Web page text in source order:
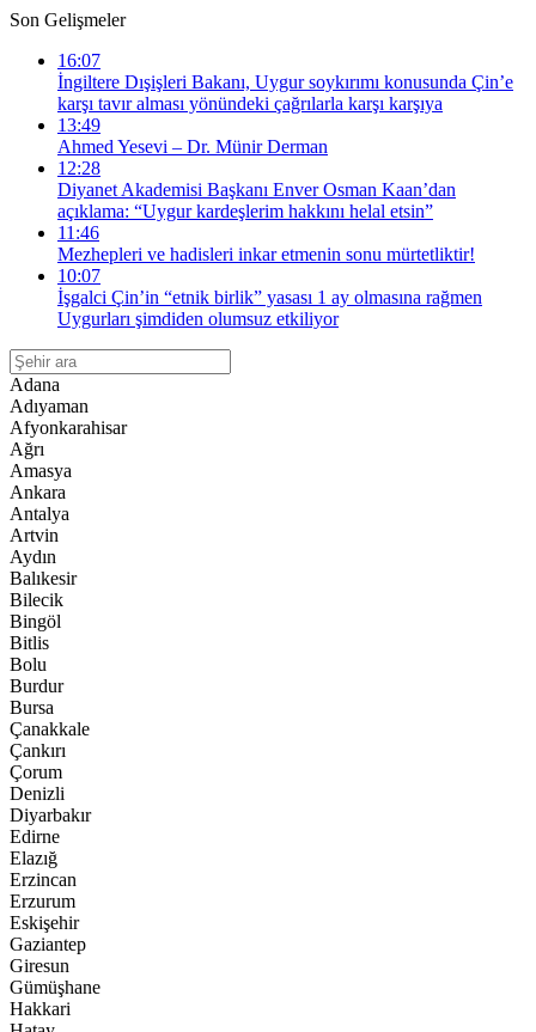
Son Gelişmeler
16:07
İngiltere Dışişleri Bakanı, Uygur soykırımı konusunda Çin’e
karşı tavır alması yönündeki çağrılarla karşı karşıya
13:49
Ahmed Yesevi – Dr. Münir Derman
12:28
Diyanet Akademisi Başkanı Enver Osman Kaan’dan
açıklama: “Uygur kardeşlerim hakkını helal etsin”
11:46
Mezhepleri ve hadisleri inkar etmenin sonu mürtetliktir!
10:07
İşgalci Çin’in “etnik birlik” yasası 1 ay olmasına rağmen
Uygurları şimdiden olumsuz etkiliyor
Adana
Adıyaman
Afyonkarahisar
Ağrı
Amasya
Ankara
Antalya
Artvin
Aydın
Balıkesir
Bilecik
Bingöl
Bitlis
Bolu
Burdur
Bursa
Çanakkale
Çankırı
Çorum
Denizli
Diyarbakır
Edirne
Elazığ
Erzincan
Erzurum
Eskişehir
Gaziantep
Giresun
Gümüşhane
Hakkari